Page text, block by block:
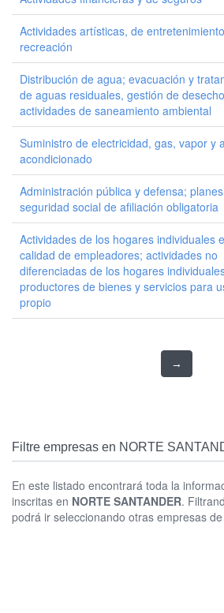
Actividades artísticas, de
recreación
Distribución de agua; evacuación y
de aguas residuales, gestión de
actividades de saneamiento ambiental
Suministro de electricidad, gas, vapor y
acondicionado
Administración pública y defensa;
seguridad social de afiliación obligatoria
Actividades de los hogares individuales
calidad de empleadores; actividades no
diferenciadas de los hogares
productores de bienes y servicios para
propio
→
Filtre empresas en NORTE
En este listado encontrará toda la
inscritas en NORTE SANTANDER.
podrá ir seleccionando otras empresas